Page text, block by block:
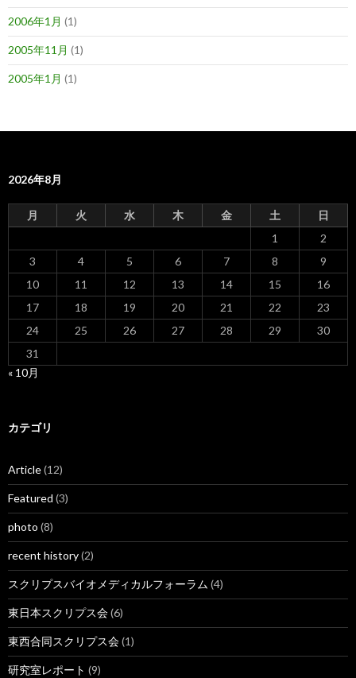
2006年1月 (1)
2005年11月 (1)
2005年1月 (1)
2026年8月
月 火 水 木 金 土
日
1
2
3
4 5 6 7 8
9
10
11 12 13 14 15
16
17
18 19 20 21 22
23
24
25 26 27 28 29
30
31
« 10月
カテゴリ
Article(12)
Featured (3)
photo (8)
recent history(2)
スクリプスバイオメディカルフォーラム (4)
東日本スクリプス会(6)
東西合同スクリプス会(1)
研究室レポート (9)